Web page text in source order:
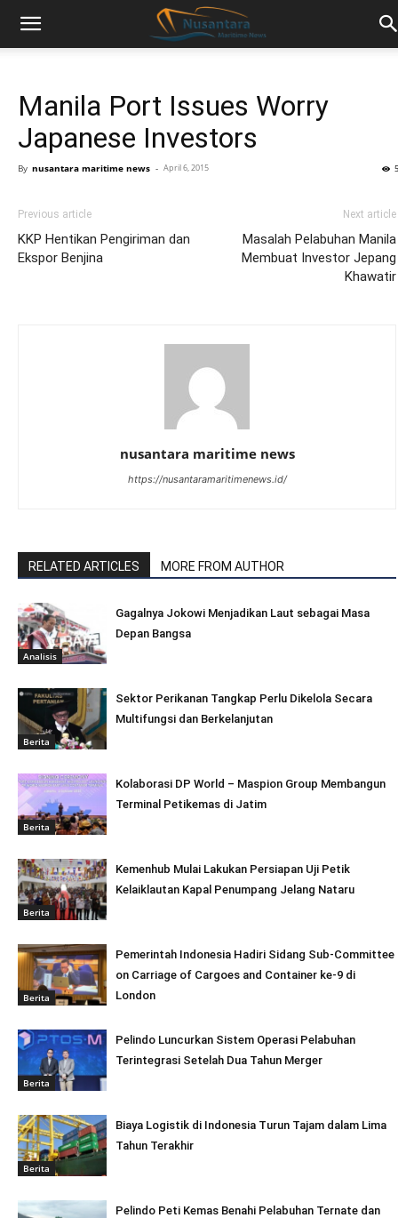
Manila Port Issues Worry
Japanese Investors
By nusantara maritime news - April 6, 2015
Previous article
KKP Hentikan Pengiriman dan
Ekspor Benjina
Next article
Masalah Pelabuhan Manila
Membuat Investor Jepang
Khawatir
nusantara maritime news
https://nusantaramaritimenews.id/
RELATED ARTICLES MORE FROM AUTHOR
Analisis
Gagalnya Jokowi Menjadikan Laut sebagai Masa
Depan Bangsa
Berita
Sektor Perikanan Tangkap Perlu Dikelola Secara
Multifungsi dan Berkelanjutan
Berita
Kolaborasi DP World – Maspion Group Membangun
Terminal Petikemas di Jatim
Berita
Kemenhub Mulai Lakukan Persiapan Uji Petik
Kelaiklautan Kapal Penumpang Jelang Nataru
Berita
Pemerintah Indonesia Hadiri Sidang Sub-Committee
on Carriage of Cargoes and Container ke-9 di
London
Berita
Pelindo Luncurkan Sistem Operasi Pelabuhan
Terintegrasi Setelah Dua Tahun Merger
Berita
Biaya Logistik di Indonesia Turun Tajam dalam Lima
Tahun Terakhir
Pelindo Peti Kemas Benahi Pelabuhan Ternate dan